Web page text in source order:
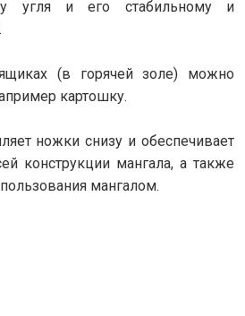
угля и его стабильному и
(в горячей золе) можно
картошку.
ножки снизу и обеспечивает
конструкции мангала, а также
мангалом.